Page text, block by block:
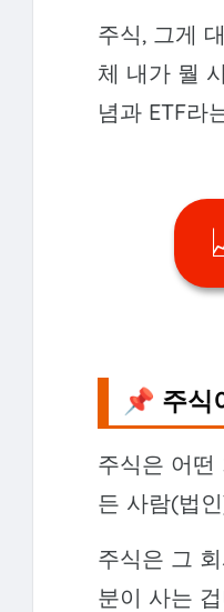
주식, 그게
체 내가 뭘
념과 ETF라
📌 주식
주식은 어떤
든 사람(법
주식은 그
분이 사는